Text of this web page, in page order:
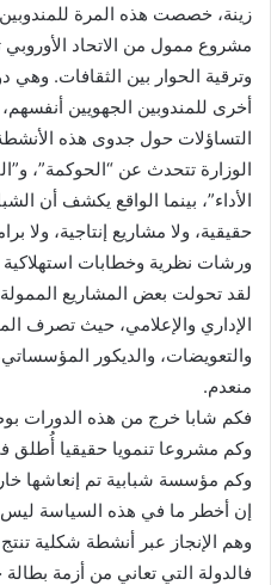
زينة، خصصت هذه المرة
مشروع ممول من الاتحاد
وترقية الحوار بين الثقافات. وهي
أخرى للمندوبين الجهويين
التساؤلات حول جدوى هذه
الوزارة تتحدث عن “الحوكمة”،
الأداء”، بينما الواقع يكشف أن
حقيقية، ولا مشاريع إنتاجية، ولا
ورشات نظرية وخطابات
لقد تحولت بعض المشاريع
الإداري والإعلامي، حيث تصرف
والتعويضات، والديكور
منعدم.
فكم شابا خرج من هذه الدورات
وكم مشروعا تنمويا حقيقيا أُطلق
وكم مؤسسة شبابية تم إنعاشها
إن أخطر ما في هذه السياسة ليس
وهم الإنجاز عبر أنشطة شكلية تنتج
فالدولة التي تعاني من أزمة